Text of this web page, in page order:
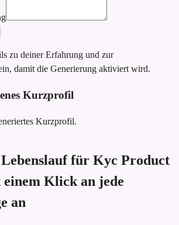
zu deiner Erfahrung und zur
damit die Generierung aktiviert wird.
Kurzprofil
Kurzprofil.
Lebenslauf für Kyc Product
Klick an jede
an